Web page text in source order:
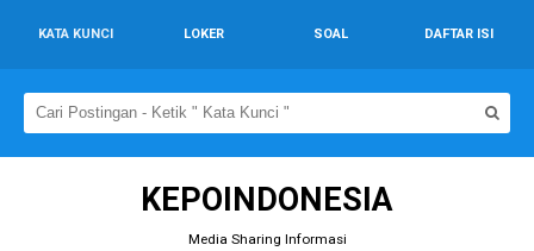
KATA KUNCI LOKER SOAL DAFTAR ISI
KEPOINDONESIA
Media Sharing Informasi